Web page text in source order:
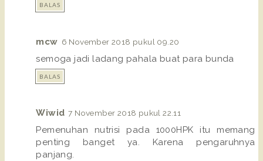
BALAS
mcw 6 November 2018 pukul 09.20
semoga jadi ladang pahala buat para bunda
BALAS
Wiwid 7 November 2018 pukul 22.11
Pemenuhan nutrisi pada 1000HPK itu memang
penting banget ya. Karena pengaruhnya
panjang.